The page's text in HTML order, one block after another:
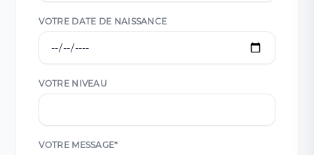
VOTRE DATE DE NAISSANCE
VOTRE NIVEAU
VOTRE MESSAGE*